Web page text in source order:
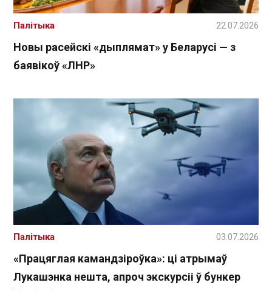
Новы расейскі «дыплямат» у Беларусі — з
баявікоў «ЛНР»
Палітыка 22.07.2026
«Працяглая камандзіроўка»: ці атрымаў
Лукашэнка нешта, апроч экскурсіі ў бункер
Палітыка 03.07.2026